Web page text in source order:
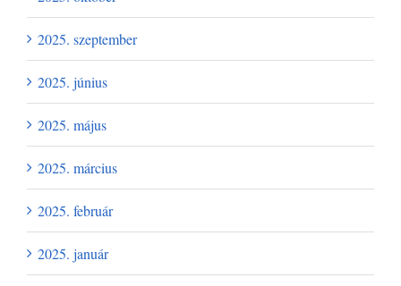
2025. szeptember
2025. június
2025. május
2025. március
2025. február
2025. január